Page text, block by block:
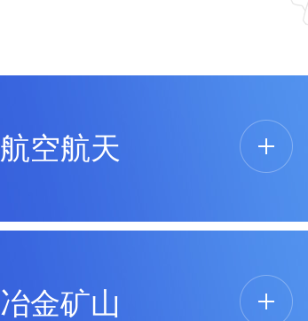
航空航天
冶金矿山